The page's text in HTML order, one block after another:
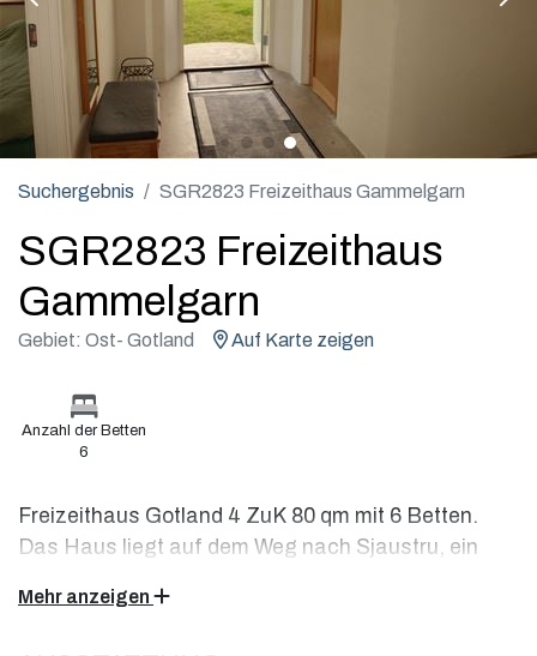
Suchergebnis SGR2823 Freizeithaus Gammelgarn
SGR2823 Freizeithaus
Gammelgarn
Gebiet: Ost- Gotland Auf Karte zeigen
Anzahl der Betten
6
Freizeithaus Gotland 4 ZuK 80 qm mit 6 Betten.
Das Haus liegt auf dem Weg nach Sjaustru, ein
Küstenstrecken und eine schöne Natur ganz in der
Mehr anzeigen